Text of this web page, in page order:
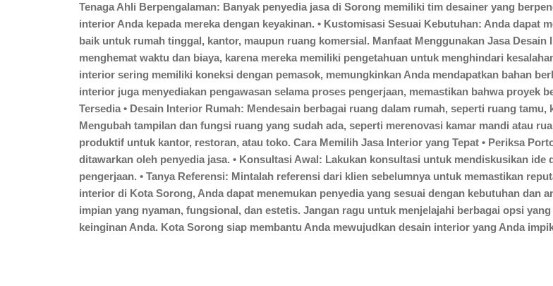
Tenaga Ahli Berpengalaman: Banyak penyedia jasa di Sorong memiliki tim desainer yang
interior Anda kepada mereka dengan keyakinan. • Kustomisasi Sesuai Kebutuhan: Anda
baik untuk rumah tinggal, kantor, maupun ruang komersial. Manfaat Menggunakan Jasa
menghemat waktu dan biaya, karena mereka memiliki pengetahuan untuk menghindari
interior sering memiliki koneksi dengan pemasok, memungkinkan Anda mendapatkan bahan
interior juga menyediakan pengawasan selama proses pengerjaan, memastikan bahwa proyek
Tersedia • Desain Interior Rumah: Mendesain berbagai ruang dalam rumah, seperti ruang
Mengubah tampilan dan fungsi ruang yang sudah ada, seperti merenovasi kamar mandi atau
produktif untuk kantor, restoran, atau toko. Cara Memilih Jasa Interior yang Tepat • Periksa
ditawarkan oleh penyedia jasa. • Konsultasi Awal: Lakukan konsultasi untuk mendiskusikan
pengerjaan. • Tanya Referensi: Mintalah referensi dari klien sebelumnya untuk memastikan
interior di Kota Sorong, Anda dapat menemukan penyedia yang sesuai dengan kebutuhan
impian yang nyaman, fungsional, dan estetis. Jangan ragu untuk menjelajahi berbagai opsi
keinginan Anda. Kota Sorong siap membantu Anda mewujudkan desain interior yang Anda